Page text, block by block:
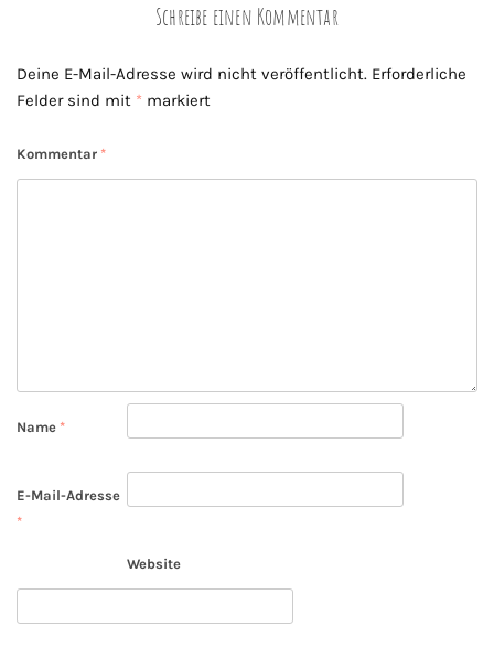
Schreibe einen Kommentar
Deine E-Mail-Adresse wird nicht veröffentlicht. Erforderliche
Felder sind mit * markiert
Kommentar *
Name *
E-Mail-Adresse
*
Website